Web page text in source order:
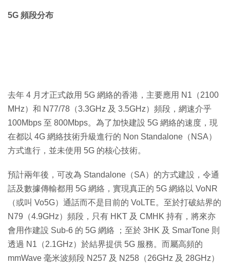
5G 頻段分布
去年 4 月才正式啟用 5G 網絡的香港，主要應用 N1（2100
MHz）和 N77/78（3.3GHz 及 3.5GHz）頻段，網速介乎
100Mbps 至 800Mbps。為了加快建設 5G 網絡的速度，現
在都以 4G 網絡技術升級進行的 Non Standalone（NSA）
方式進行，並未使用 5G 的核心技術。
預計兩年後，可改為 Standalone（SA）的方式建設，令通
話及數據傳輸都用 5G 網絡，實現真正的 5G 網絡以 VoNR
（或叫 Vo5G）通話而不是目前的 VoLTE。至於打破結界的
N79（4.9GHz）頻段，只有 HKT 及 CMHK 持有，將來亦
會用作建設 Sub-6 的 5G 網絡 ；至於 3HK 及 SmarTone 則
透過 N1（2.1GHz）於結界提供 5G 服務。而屬高頻的
mmWave 毫米波頻段 N257 及 N258（26GHz 及 28GHz）